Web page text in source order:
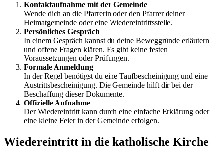
Kontaktaufnahme mit der Gemeinde
Wende dich an die Pfarrerin oder den Pfarrer deiner
Heimatgemeinde oder eine Wiedereintrittsstelle.
Persönliches Gespräch
In einem Gespräch kannst du deine Beweggründe erläutern
und offene Fragen klären. Es gibt keine festen
Voraussetzungen oder Prüfungen.
Formale Anmeldung
In der Regel benötigst du eine Taufbescheinigung und eine
Austrittsbescheinigung. Die Gemeinde hilft dir bei der
Beschaffung dieser Dokumente.
Offizielle Aufnahme
Der Wiedereintritt kann durch eine einfache Erklärung oder
eine kleine Feier in der Gemeinde erfolgen.
Wiedereintritt in die katholische Kirche